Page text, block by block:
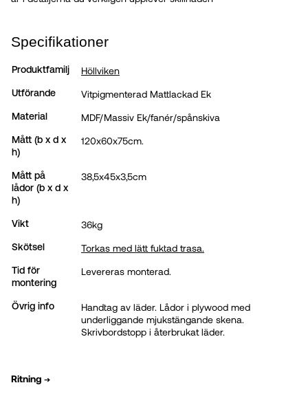
Specifikationer
Produktfamilj Höllviken
Utförande Vitpigmenterad Mattlackad Ek
Material MDF/Massiv Ek/fanér/spånskiva
Mått (b x d x
h)
120x60x75cm.
Mått på
lådor (b x d x
h)
38,5x45x3,5cm
Vikt 36kg
Skötsel Torkas med lätt fuktad trasa.
Tid för
montering
Levereras monterad.
Övrig info
Handtag av läder. Lådor i plywood med
underliggande mjukstängande skena.
Skrivbordstopp i återbrukat läder.
Ritning ➔